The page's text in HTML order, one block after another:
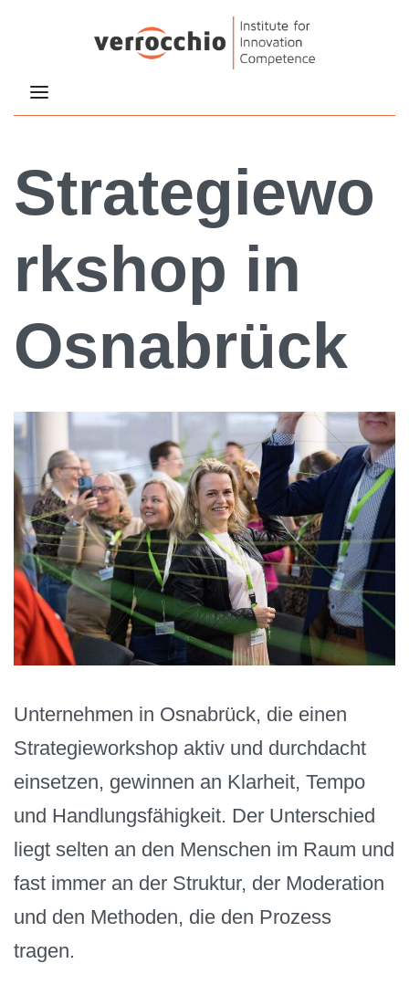
Strategiewo
rkshop in
Osnabrück
Unternehmen in Osnabrück, die einen
Strategieworkshop aktiv und durchdacht
einsetzen, gewinnen an Klarheit, Tempo
und Handlungsfähigkeit. Der Unterschied
liegt selten an den Menschen im Raum und
fast immer an der Struktur, der Moderation
und den Methoden, die den Prozess
tragen.